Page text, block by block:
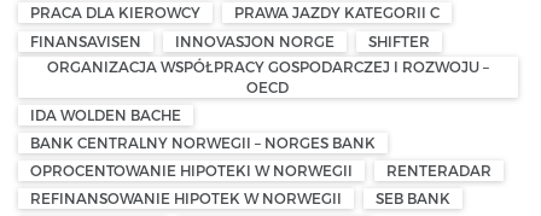
PRACA DLA KIEROWCY
PRAWA JAZDY KATEGORII C
FINANSAVISEN
INNOVASJON NORGE
SHIFTER
ORGANIZACJA WSPÓŁPRACY GOSPODARCZEJ I ROZWOJU –
OECD
IDA WOLDEN BACHE
BANK CENTRALNY NORWEGII – NORGES BANK
OPROCENTOWANIE HIPOTEKI W NORWEGII
RENTERADAR
REFINANSOWANIE HIPOTEK W NORWEGII
SEB BANK